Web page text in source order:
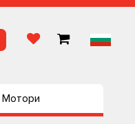
Мотори